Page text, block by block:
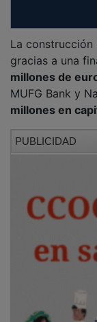
La
gracias a una
millones de
MUFG Bank y
millones en